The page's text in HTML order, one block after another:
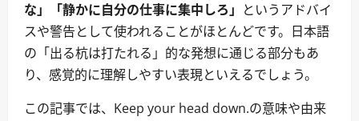
な」「静かに自分の仕事に集中しろ」 というアドバイ
スや警告として使われることがほとんどです。日本語
の「出る杭は打たれる」的な発想に通じる部分もあ
り、感覚的に理解しやすい表現といえるでしょう。
この記事では、Keep your head down.の意味や由来